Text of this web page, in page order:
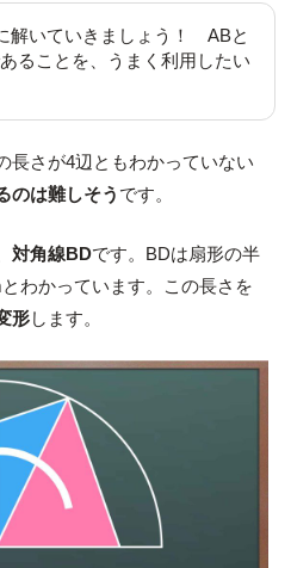
解いていきましょう！ ABと
ることを、うまく利用したい
長さが4辺ともわかっていない
のは難しそう です。
対角線BDです。BDは扇形の半
わかっています。この長さを
形します。